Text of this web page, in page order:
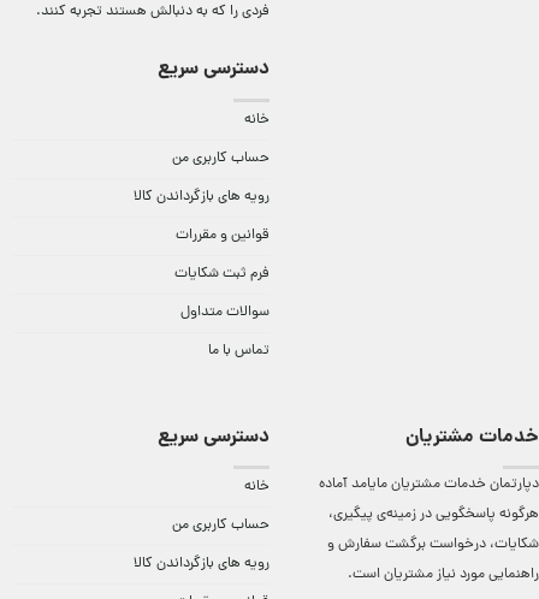
فردی را که به دنبالش هستند تجربه کنند.
دسترسی سریع
خانه
حساب کاربری من
رویه های بازگرداندن کالا
قوانین و مقررات
فرم ثبت شکایات
سوالات متداول
تماس با ما
خدمات مشتریان
دپارتمان خدمات مشتریان مایامد آماده
هرگونه پاسخگویی در زمینه‌ی پیگیری،
شکایات، درخواست برگشت سفارش و
راهنمایی مورد نیاز مشتریان است.
دسترسی سریع
خانه
حساب کاربری من
رویه های بازگرداندن کالا